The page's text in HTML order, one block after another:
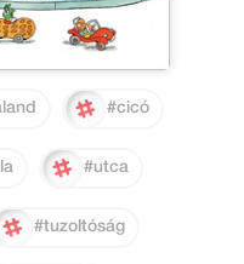
#cicó
#utca
#tuzoltóság